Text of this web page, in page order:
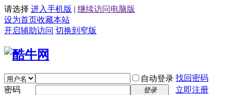
请选择 进入手机版 | 继续访问电脑版
设为首页收藏本站
开启辅助访问 切换到窄版
自动登录 找回密码
密码
登录
立即注册